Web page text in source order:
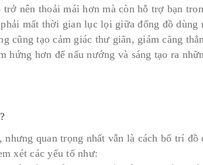
nên thoải mái hơn mà còn hỗ trợ bạn
mất thời gian lục lọi giữa đống đồ dùng
cũng tạo cảm giác thư giãn, giảm căng
hứng hơn để nấu nướng và sáng tạo ra
quan trọng nhất vẫn là cách bố trí đồ
xét các yếu tố như: